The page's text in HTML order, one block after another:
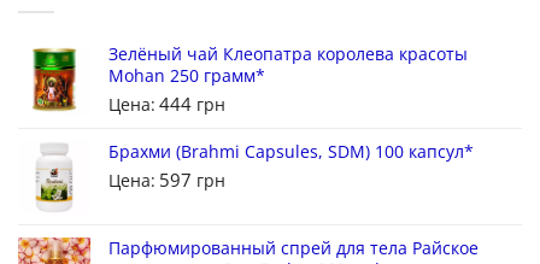
Зелёный чай Клеопатра королева красоты
Mohan 250 грамм*
Цена: 444 грн
Брахми (Brahmi Capsules, SDM) 100 капсул*
Цена: 597 грн
Парфюмированный спрей для тела Райское